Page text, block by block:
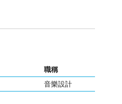
職稱
音樂設計